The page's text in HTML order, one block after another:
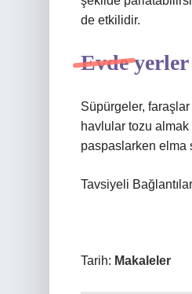
de etkilidir.
Evde
Süpürgeler,
havlular tozu
paspaslarken elma
Tavsiyeli
Tarih: Makaleler